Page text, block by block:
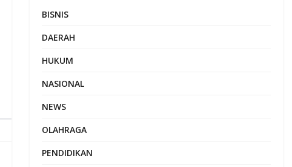
BISNIS
DAERAH
HUKUM
NASIONAL
NEWS
OLAHRAGA
PENDIDIKAN